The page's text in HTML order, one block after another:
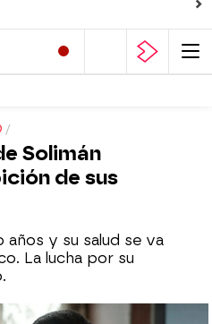
Solimán
de sus
años y su salud se va
La lucha por su